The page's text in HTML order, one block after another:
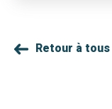
Retour à